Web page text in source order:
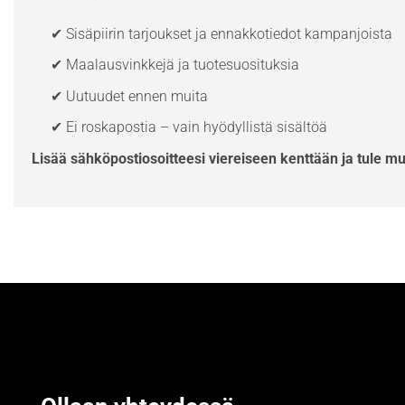
✔ Sisäpiirin tarjoukset ja ennakkotiedot kampanjoista
✔ Maalausvinkkejä ja tuotesuosituksia
✔ Uutuudet ennen muita
✔ Ei roskapostia – vain hyödyllistä sisältöä
Lisää sähköpostiosoitteesi viereiseen kenttään ja tule